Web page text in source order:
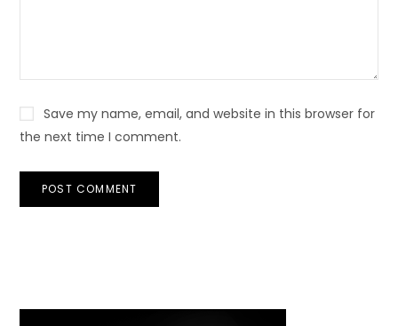
Save my name, email, and website in this browser for
the next time I comment.